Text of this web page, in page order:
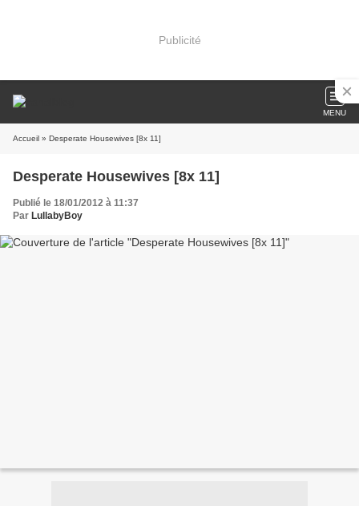
Publicité
MENU
Accueil » Desperate Housewives [8x 11]
Desperate Housewives [8x 11]
Publié le 18/01/2012 à 11:37
Par LullabyBoy